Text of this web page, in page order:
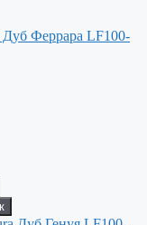
Феррара LF100-